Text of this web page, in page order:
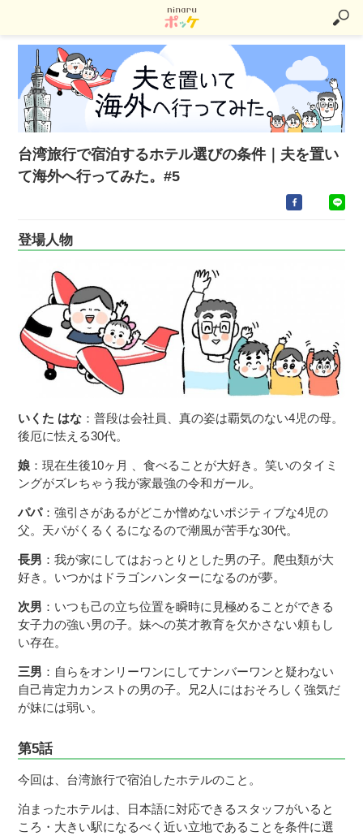
台湾旅行で宿泊するホテル選びの条件｜夫を置い
て海外へ行ってみた。#5
登場人物
いくた はな ：普段は会社員、真の姿は覇気のない4児の母。
後厄に怯える30代。
娘 ：現在生後10ヶ月 、食べることが大好き。笑いのタイミ
ングがズレちゃう我が家最強の令和ガール。
パパ：強引さがあるがどこか憎めないポジティブな4児の
父。天パがくるくるになるので潮風が苦手な30代。
長男 ：我が家にしてはおっとりとした男の子。爬虫類が大
好き。いつかはドラゴンハンターになるのが夢。
次男 ：いつも己の立ち位置を瞬時に見極めることができる
女子力の強い男の子。妹への英才教育を欠かさない頼もし
い存在。
三男 ：自らをオンリーワンにしてナンバーワンと疑わない
自己肯定力カンストの男の子。兄2人にはおそろしく強気だ
が妹には弱い。
第5話
今回は、台湾旅行で宿泊したホテルのこと。
泊まったホテルは、日本語に対応できるスタッフがいると
ころ・大きい駅になるべく近い立地であることを条件に選